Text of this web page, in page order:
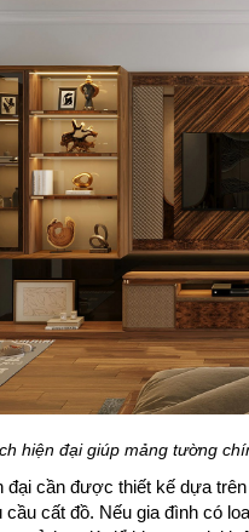
hiện đại giúp mảng tường
đại cần được thiết kế dựa
cất đồ. Nếu gia đình có